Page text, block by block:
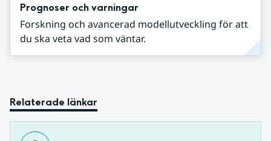
Prognoser och varningar
Forskning och avancerad modellutveckling för att
du ska veta vad som väntar.
Relaterade länkar